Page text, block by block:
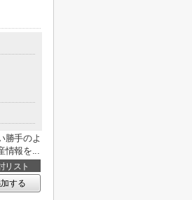
勝手のよ
情報を...
リスト
する